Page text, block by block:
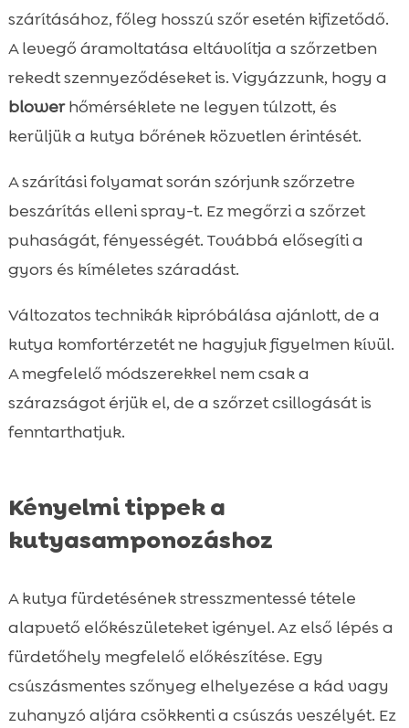
szárításához, főleg hosszú szőr esetén kifizetődő.
A levegő áramoltatása eltávolítja a szőrzetben
rekedt szennyeződéseket is. Vigyázzunk, hogy a
blowerhőmérséklete ne legyen túlzott, és
kerüljük a kutya bőrének közvetlen érintését.
A szárítási folyamat során szórjunk szőrzetre
beszárítás elleni spray-t. Ez megőrzi a szőrzet
puhaságát, fényességét. Továbbá elősegíti a
gyors és kíméletes száradást.
Változatos technikák kipróbálása ajánlott, de a
kutya komfortérzetét ne hagyjuk figyelmen kívül.
A megfelelő módszerekkel nem csak a
szárazságot érjük el, de a szőrzet csillogását is
fenntarthatjuk.
Kényelmi tippek a
kutyasamponozáshoz
A kutya fürdetésének stresszmentessé tétele
alapvető előkészületeket igényel. Az első lépés a
fürdetőhely megfelelő előkészítése. Egy
csúszásmentes szőnyeg elhelyezése a kád vagy
zuhanyzó aljára csökkenti a csúszás veszélyét. Ez